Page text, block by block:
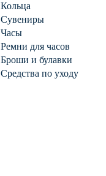
Кольца
Сувениры
Часы
Ремни для часов
Броши и булавки
Средства по уходу